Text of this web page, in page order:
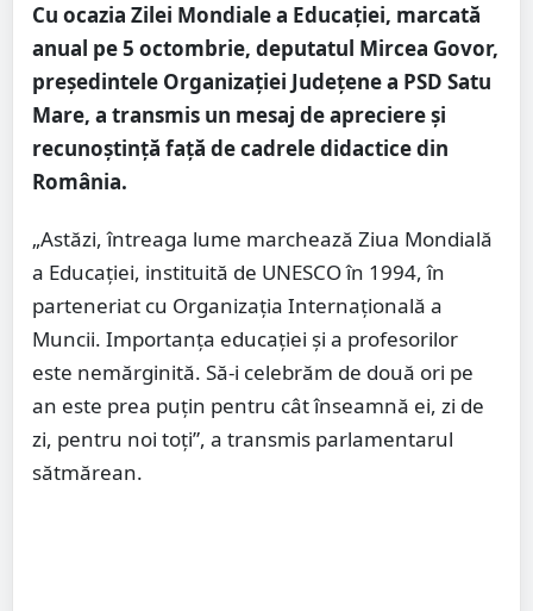
Cu ocazia Zilei Mondiale a Educației, marcată
anual pe 5 octombrie, deputatul Mircea Govor,
președintele Organizației Județene a PSD Satu
Mare, a transmis un mesaj de apreciere și
recunoștință față de cadrele didactice din
România.
„Astăzi, întreaga lume marchează Ziua Mondială
a Educației, instituită de UNESCO în 1994, în
parteneriat cu Organizația Internațională a
Muncii. Importanța educației și a profesorilor
este nemărginită. Să-i celebrăm de două ori pe
an este prea puțin pentru cât înseamnă ei, zi de
zi, pentru noi toți”, a transmis parlamentarul
sătmărean.